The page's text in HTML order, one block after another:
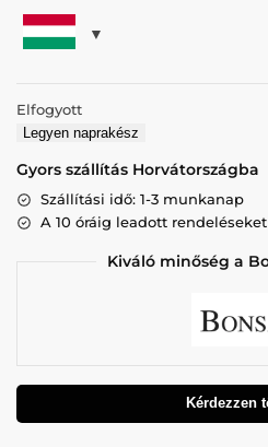
Elfogyott
Legyen naprakész
Gyors szállítás Horvátországba
Szállítási idő: 1-3 munkanap
A 10 óráig leadott
Kiváló minőség a
Kérdezzen